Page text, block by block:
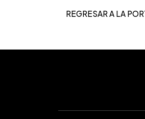
REGRESAR A LA